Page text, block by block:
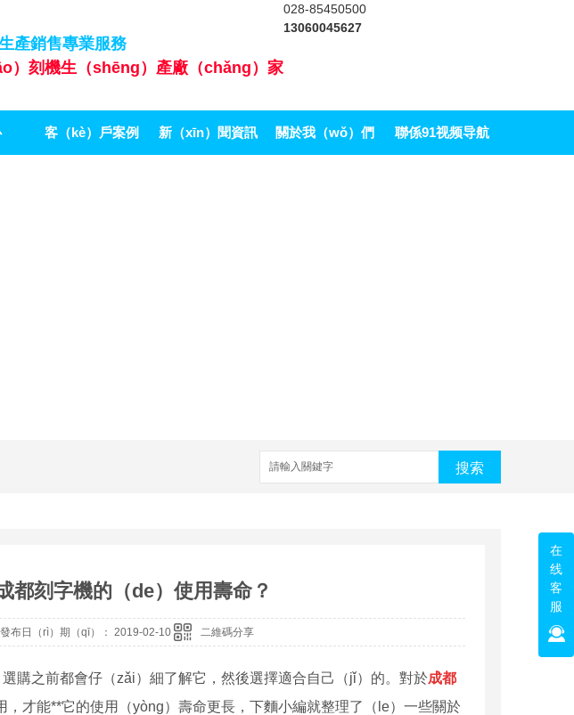
產銷售專業服務
）刻機生（shēng）產廠（chǎng）家
028-85450500
13060045627
客（kè）戶案例 新（xīn）聞資訊 關於我（wǒ）們 聯係91视频导航
搜索
都刻字機的（de）使用壽命？
布日（rì）期（qī）： 2019-02-10 二維碼分享
購之前都會仔（zǎi）細了解它，然後選擇適合自己（jǐ）的。對於成都
，才能**它的使用（yòng）壽命更長，下麵小編就整理了（le）一些關於
在
线
客
服